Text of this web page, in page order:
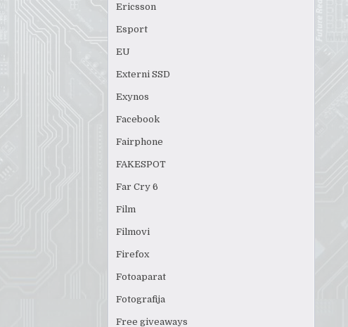
Ericsson
Esport
EU
Externi SSD
Exynos
Facebook
Fairphone
FAKESPOT
Far Cry 6
Film
Filmovi
Firefox
Fotoaparat
Fotografija
Free giveaways